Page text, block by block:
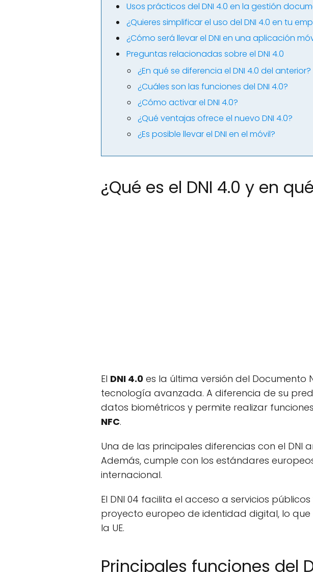
Usos prácticos del DNI 4.0 en la gestión
¿Quieres simplificar el uso del DNI 4.0 en tu
¿Cómo será llevar el DNI en una aplicación
Preguntas relacionadas sobre el DNI 4.0
¿En qué se diferencia el DNI 4.0 del anterior?
¿Cuáles son las funciones del DNI 4.0?
¿Cómo activar el DNI 4.0?
¿Qué ventajas ofrece el nuevo DNI 4.0?
¿Es posible llevar el DNI en el móvil?
¿Qué es el DNI 4.0 y en
El DNI 4.0 es la última versión del Documento
tecnología avanzada. A diferencia de su
datos biométricos y permite realizar
NFC.
Una de las principales diferencias con el DNI
Además, cumple con los estándares
internacional.
El DNI 04 facilita el acceso a servicios
proyecto europeo de identidad digital, lo
la UE.
Principales funciones del